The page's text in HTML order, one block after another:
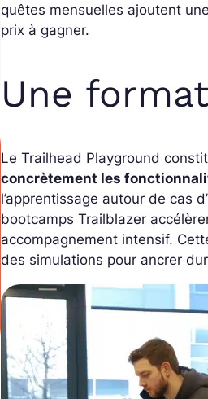
quêtes mensuelles ajoutent
prix à gagner.
Une
Le Trailhead Playground
concrètement les
l’apprentissage autour de cas
bootcamps Trailblazer
accompagnement intensif.
des simulations pour ancrer